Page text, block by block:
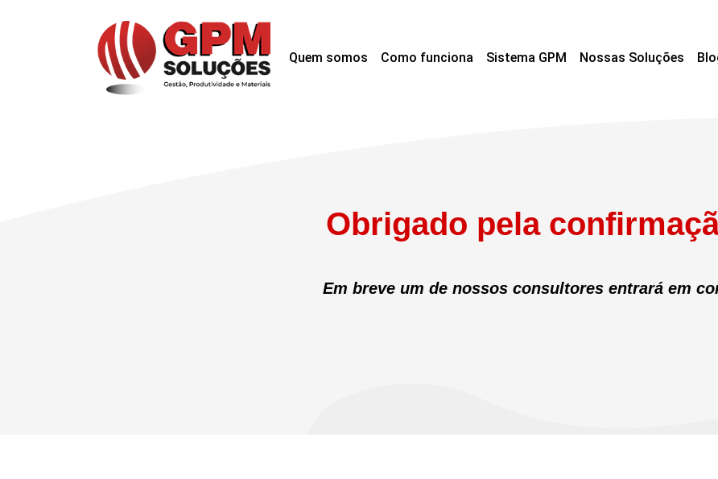
Quem somos Como funciona Sistema GPM Nossas Soluções
Obrigado pela
Em breve um de nossos consultores entrará em